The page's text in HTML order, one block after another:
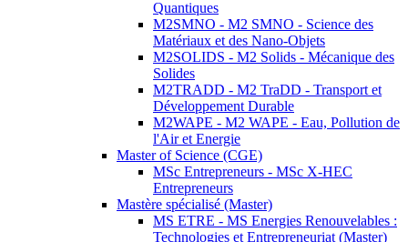
Quantiques
M2SMNO - M2 SMNO - Science des
Matériaux et des Nano-Objets
M2SOLIDS - M2 Solids - Mécanique des
Solides
M2TRADD - M2 TraDD - Transport et
Développement Durable
M2WAPE - M2 WAPE - Eau, Pollution de
l'Air et Energie
Master of Science (CGE)
MSc Entrepreneurs - MSc X-HEC
Entrepreneurs
Mastère spécialisé (Master)
MS ETRE - MS Energies Renouvelables :
Technologies et Entrepreneuriat (Master)